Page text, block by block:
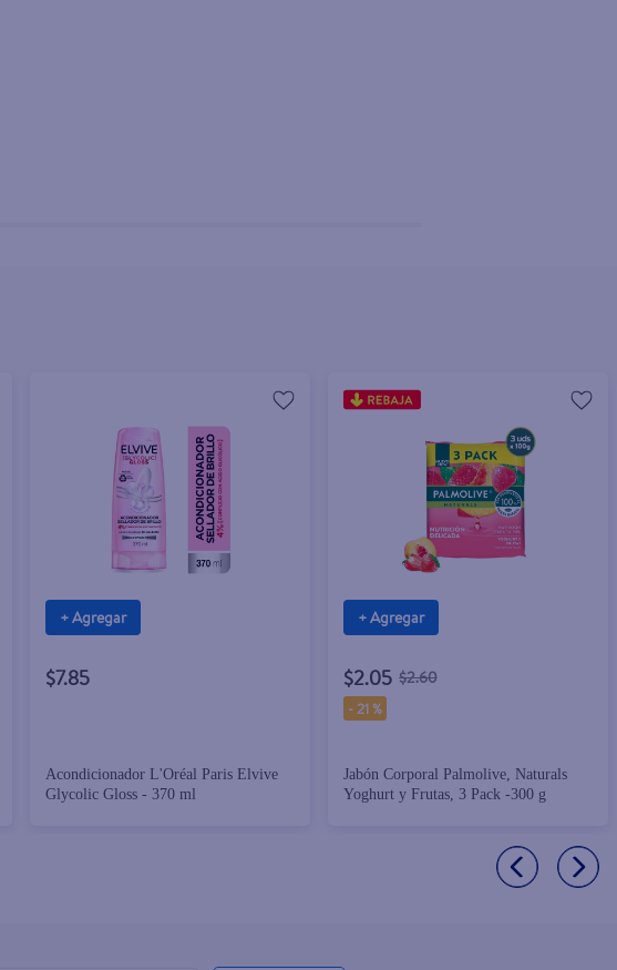
+ Agregar
$7.85
Acondicionador L'Oréal Paris Elvive
Glycolic Gloss - 370 ml
+ Agregar
$2.05 $2.60
-21 %
Jabón Corporal Palmolive, Naturals
Yoghurt y Frutas, 3 Pack -300 g